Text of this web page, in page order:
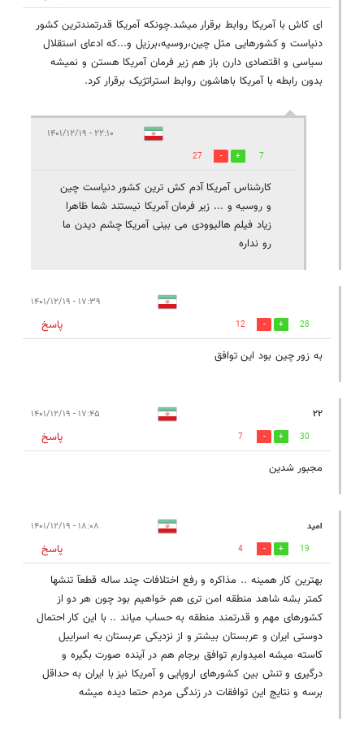
ای کاش با آمریکا روابط برقرار میشد.چونکه آمریکا قدرتمندترین کشور
دنیاست و کشورهایی مثل چین،روسیه،برزیل و...که ادعای استقلال
سیاسی و اقتصادی دارن باز هم زیر فرمان آمریکا هستن و نمیشه
بدون رابطه با آمریکا باهاشون روابط استراتژیک برقرار کرد.
۲۲:۱۰ - ۱۴۰۱/۱۲/۱۹
7
27
کارشناس آمریکا آدم کش ترین کشور دنیاست چین
و روسیه و ... زیر فرمان آمریکا نیستند شما ظاهرا
زیاد فیلم هالیوودی می بینی آمریکا چشم دیدن ما
رو نداره
۱۷:۳۹ - ۱۴۰۱/۱۲/۱۹
28
12
پاسخ
به زور چین بود این توافق
۲۲ ۱۷:۴۵ - ۱۴۰۱/۱۲/۱۹
30
7
پاسخ
مجبور شدین
امید ۱۸:۰۸ - ۱۴۰۱/۱۲/۱۹
19
4
پاسخ
بهترین کار همینه .. مذاکره و رفع اختلافات چند ساله قطعآ تنشها
کمتر بشه شاهد منطقه امن تری هم خواهیم بود چون هر دو از
کشورهای مهم و قدرتمند منطقه به حساب میاند ‌‌.. با این کار احتمال
دوستی ایران و عربستان بیشتر و از نزدیکی عربستان به اسراییل
کاسته میشه امیدوارم توافق برجام هم در آینده صورت بگیره و
درگیری و تنش بین کشورهای اروپایی و آمریکا نیز با ایران به حداقل
برسه و نتایج این توافقات در زندگی مردم حتما دیده میشه